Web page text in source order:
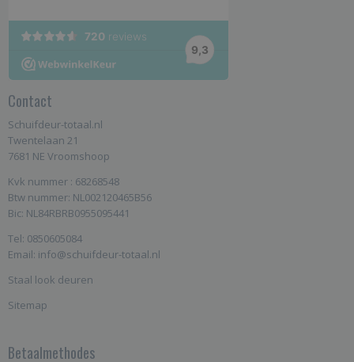
Contact
Schuifdeur-totaal.nl
Twentelaan 21
7681 NE Vroomshoop
Kvk nummer : 68268548
Btw nummer: NL002120465B56
Bic: NL84RBRB0955095441
Tel: 0850605084
Email: info@schuifdeur-totaal.nl
Staal look deuren
Sitemap
Betaalmethodes